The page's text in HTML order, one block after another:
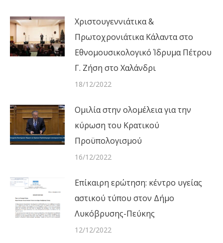
Χριστουγεννιάτικα &
Πρωτοχρονιάτικα Κάλαντα στο
Εθνομουσικολογικό Ίδρυμα Πέτρου
Γ. Ζήση στο Χαλάνδρι
18/12/2022
Ομιλία στην ολομέλεια για την
κύρωση του Κρατικού
Προϋπολογισμού
16/12/2022
Επίκαιρη ερώτηση: κέντρο υγείας
αστικού τύπου στον Δήμο
Λυκόβρυσης-Πεύκης
12/12/2022